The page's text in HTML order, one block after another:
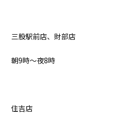
三股駅前店、財部店
朝9時～夜8時
住吉店